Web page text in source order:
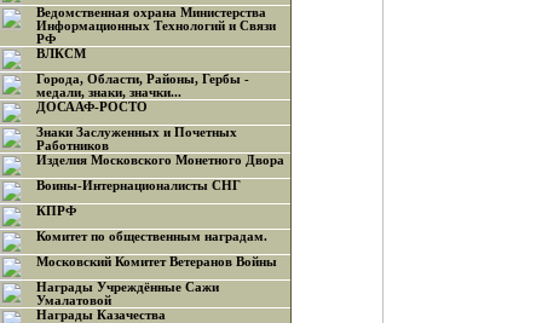
Ведомственная охрана Министерства
Информационных Технологий и Связи
РФ
ВЛКСМ
Города, Области, Районы, Гербы -
медали, знаки, значки...
ДОСААФ-РОСТО
Знаки Заслуженных и Почетных
Работников
Изделия Московского Монетного Двора
Воины-Интернационалисты СНГ
КПРФ
Комитет по общественным наградам.
Московский Комитет Ветеранов Войны
Награды Учреждённые Сажи
Умалатовой
Награды Казачества